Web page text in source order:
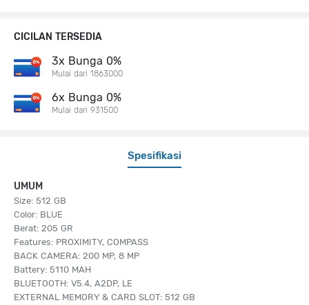
Spesifikasi
UMUM
Size: 512 GB
Color: BLUE
Berat: 205 GR
Features: PROXIMITY, COMPASS
BACK CAMERA: 200 MP, 8 MP
Battery: 5110 MAH
BLUETOOTH: V5.4, A2DP, LE
EXTERNAL MEMORY & CARD SLOT: 512 GB
CICILAN TERSEDIA
3x Bunga 0%
Mulai dari 1863000
6x Bunga 0%
Mulai dari 931500